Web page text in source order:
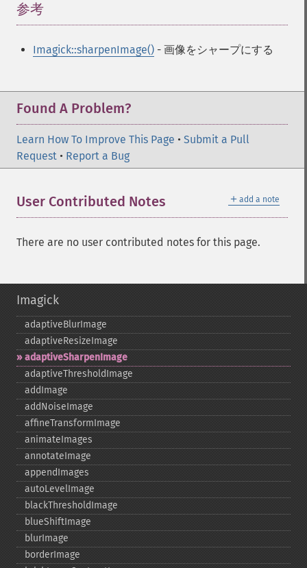
参考
Imagick::sharpenImage() - 画像をシャープにする
Found A Problem?
Learn How To Improve This Page • Submit a Pull
Request • Report a Bug
＋ add a note
User Contributed Notes
There are no user contributed notes for this page.
Imagick
adaptiveBlurImage
adaptiveResizeImage
adaptiveSharpenImage
adaptiveThresholdImage
addImage
addNoiseImage
affineTransformImage
animateImages
annotateImage
appendImages
autoLevelImage
blackThresholdImage
blueShiftImage
blurImage
borderImage